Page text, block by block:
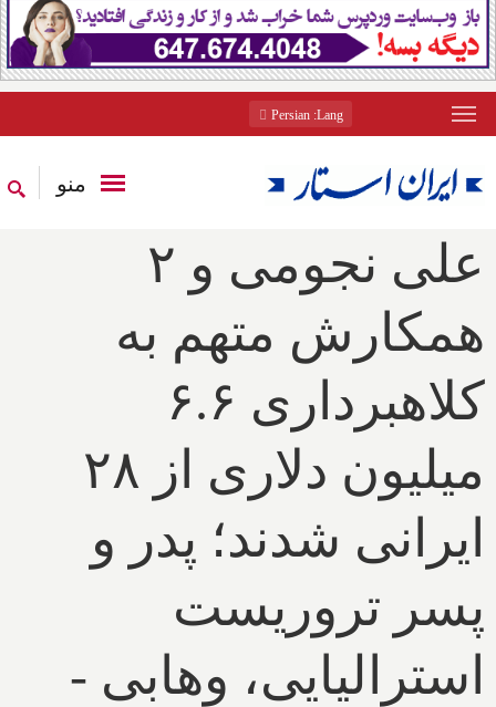
Lang
: Persian
منو
علی نجومی و ۲
همکارش متهم به
کلاهبرداری ۶.۶
میلیون دلاری از ۲۸
ایرانی شدند؛ پدر و
پسر تروریست
استرالیایی، وهابی -